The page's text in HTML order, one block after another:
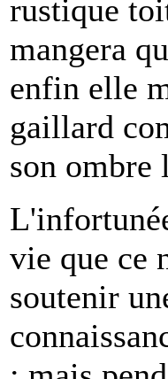
rustique
mangera
enfin elle
gaillard
son ombre
vie que ce
soutenir